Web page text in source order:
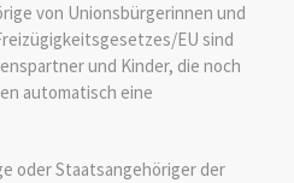
von Unionsbürgerinnen und
EU sind
und Kinder, die noch
automatisch eine
oder Staatsangehöriger der